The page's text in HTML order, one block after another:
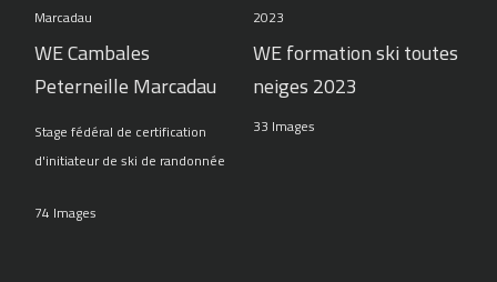
WE Cambales
Peterneille Marcadau
Stage fédéral de certification
d'initiateur de ski de randonnée
74 Images
WE formation ski toutes
neiges 2023
33 Images